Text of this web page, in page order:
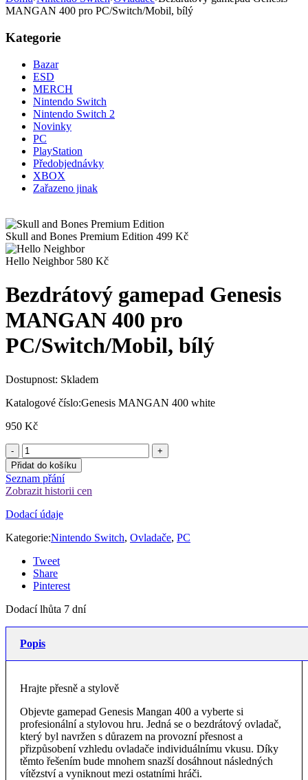
MANGAN 400 pro PC/Switch/Mobil, bílý
Kategorie
Bazar
ESD
MERCH
Nintendo Switch
Nintendo Switch 2
Novinky
PC
PlayStation
Předobjednávky
XBOX
Zařazeno jinak
Skull and Bones Premium Edition 499 Kč
Hello Neighbor 580 Kč
Bezdrátový gamepad Genesis
MANGAN 400 pro
PC/Switch/Mobil, bílý
Dostupnost: Skladem
Katalogové číslo:Genesis MANGAN 400 white
950 Kč
Přidat do košíku
Seznam přání
Zobrazit historii cen
Dodací údaje
Kategorie:Nintendo Switch, Ovladače, PC
Tweet
Share
Pinterest
Dodací lhůta 7 dní
Popis
Hrajte přesně a stylově
Objevte gamepad Genesis Mangan 400 a vyberte si
profesionální a stylovou hru. Jedná se o bezdrátový ovladač,
který byl navržen s důrazem na provozní přesnost a
přizpůsobení vzhledu ovladače individuálnímu vkusu. Díky
těmto řešením bude mnohem snazší dosáhnout následných
vítězství a vyniknout mezi ostatními hráči.